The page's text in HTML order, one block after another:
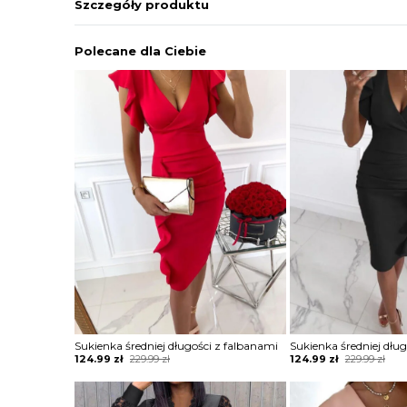
Szczegóły produktu
Polecane dla Ciebie
Sukienka średniej długości z falbanami
229.99zł
Original
was:
229.99 zł.
124.99 zł
Current
is:
124.99 zł.
Sukienka średniej
229.99zł
Original
was:
229.99 zł.
124.99 zł
Current
is:
124.99 zł.